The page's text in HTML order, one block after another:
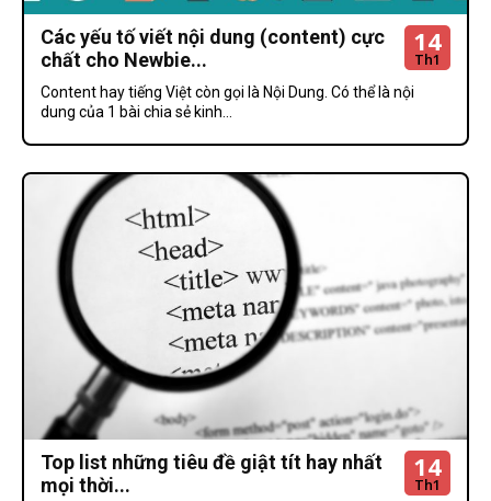
Các yếu tố viết nội dung (content) cực
chất cho Newbie...
14
Th1
Content hay tiếng Việt còn gọi là Nội Dung. Có thể là nội
dung của 1 bài chia sẻ kinh...
Top list những tiêu đề giật tít hay nhất
mọi thời...
14
Th1